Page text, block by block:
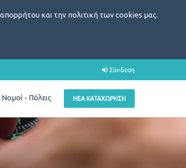
και την πολιτική των cookies μας.
Σύνδεση
ΝΈΑ ΚΑΤΑΧΏΡΗΣΗ
Νομοί - Πόλεις